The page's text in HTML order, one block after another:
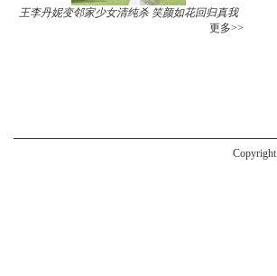
王李丹妮变邻家少女清纯杀 笑颜如花回归真我
更多>>
Copyright